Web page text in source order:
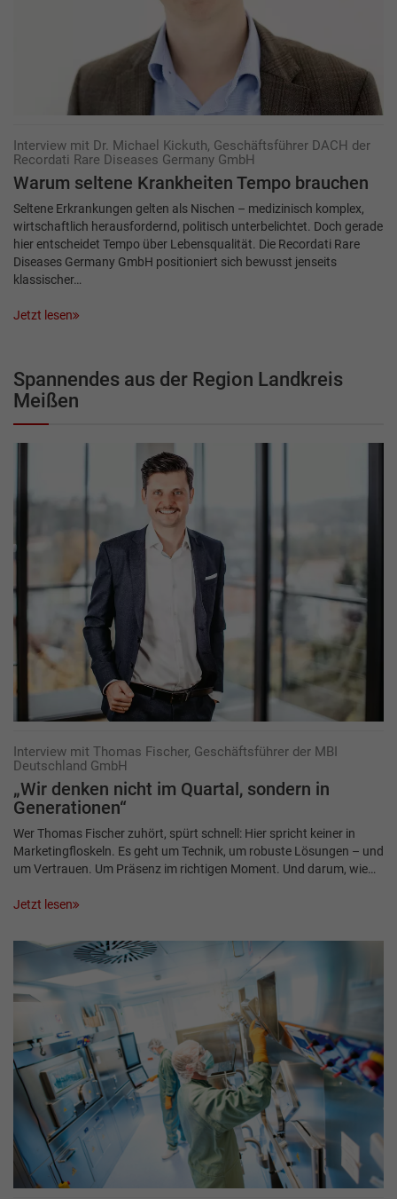
Interview mit Dr. Michael Kickuth, Geschäftsführer DACH der
Recordati Rare Diseases Germany GmbH
Warum seltene Krankheiten Tempo brauchen
Seltene Erkrankungen gelten als Nischen – medizinisch komplex,
wirtschaftlich herausfordernd, politisch unterbelichtet. Doch gerade
hier entscheidet Tempo über Lebensqualität. Die Recordati Rare
Diseases Germany GmbH positioniert sich bewusst jenseits
klassischer…
Jetzt lesen
Spannendes aus der Region Landkreis
Meißen
Interview mit Thomas Fischer, Geschäftsführer der MBI
Deutschland GmbH
„Wir denken nicht im Quartal, sondern in
Generationen“
Wer Thomas Fischer zuhört, spürt schnell: Hier spricht keiner in
Marketingfloskeln. Es geht um Technik, um robuste Lösungen – und
um Vertrauen. Um Präsenz im richtigen Moment. Und darum, wie…
Jetzt lesen